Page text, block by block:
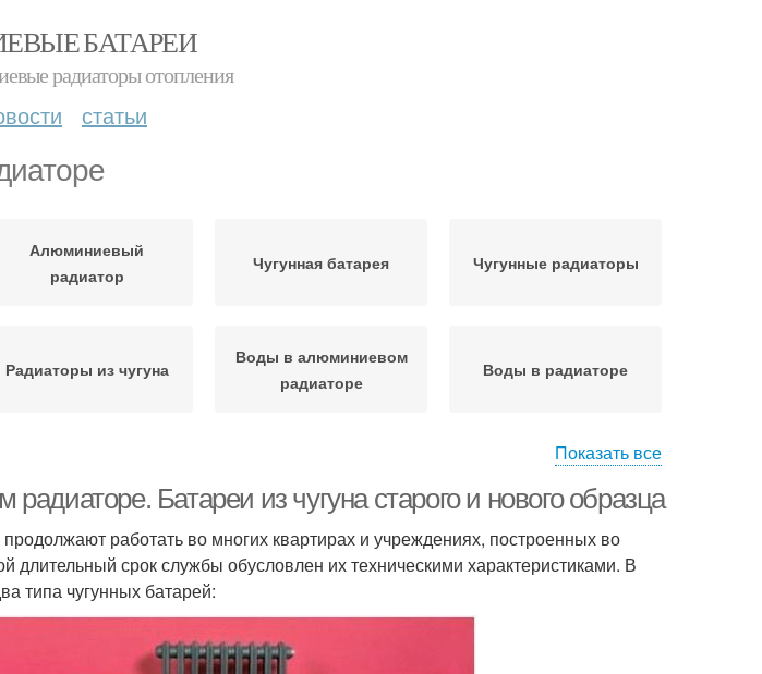
БАТАРЕИ
радиаторы отопления
статьи
Алюминиевый
радиатор
Чугунная батарея Чугунные радиаторы
Радиаторы из чугуна
Воды в алюминиевом
радиаторе
Воды в радиаторе
радиаторе
Теплоноситель в
алюминиевом
радиаторе
Показать все
Батареи из чугуна старого и нового образца
работать во многих квартирах и учреждениях, построенных во
длительный срок службы обусловлен их техническими характеристиками. В
типа чугунных батарей: